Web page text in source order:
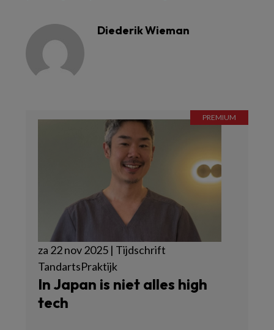
Diederik Wieman
za 22 nov 2025 | Tijdschrift
TandartsPraktijk
In Japan is niet alles high
tech